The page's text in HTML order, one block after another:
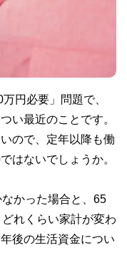
円必要」問題で、
い最近のことです。
ので、定年以降も働
はないでしょうか。
かった場合と、65
れくらい家計が変わ
後の生活資金につい